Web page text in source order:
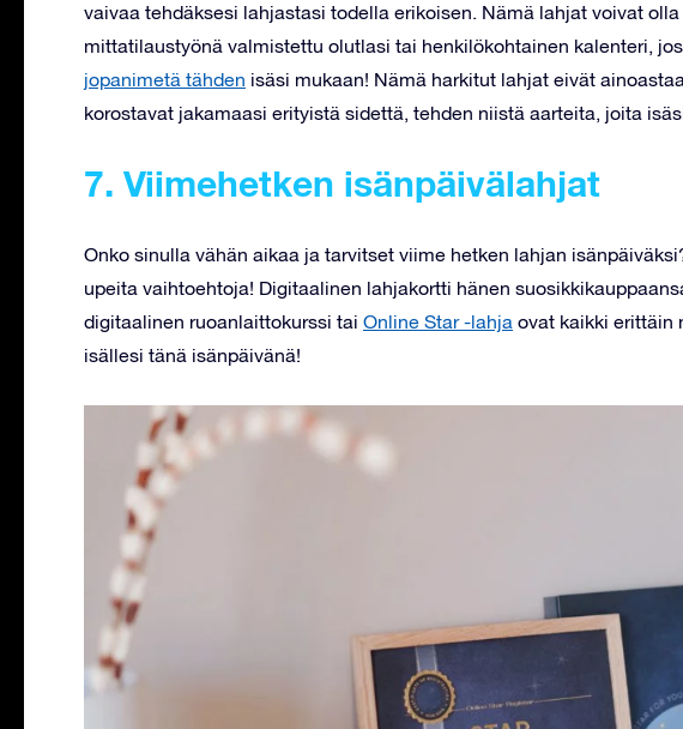
vaivaa tehdäksesi lahjastasi todella erikoisen. Nämä lahjat voivat
mittatilaustyönä valmistettu olutlasi tai henkilökohtainen kalenteri,
jopanimetä tähden isäsi mukaan! Nämä harkitut lahjat eivät
korostavat jakamaasi erityistä sidettä, tehden niistä aarteita, joita
7. Viimehetken isänpäivälahjat
Onko sinulla vähän aikaa ja tarvitset viime hetken lahjan
upeita vaihtoehtoja! Digitaalinen lahjakortti hänen
digitaalinen ruoanlaittokurssi tai Online Star -lahja ovat kaikki erittäin
isällesi tänä isänpäivänä!